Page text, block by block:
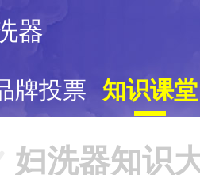
器
牌投票 知识课堂
妇洗器知识